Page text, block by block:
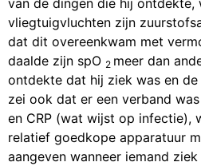
van de dingen die hij ontdekte,
vliegtuigvluchten zijn
dat dit overeenkwam met
daalde zijn spO 2 meer dan
ontdekte dat hij ziek was en
zei ook dat er een verband
en CRP (wat wijst op infectie),
relatief goedkope apparatuur
aangeven wanneer iemand